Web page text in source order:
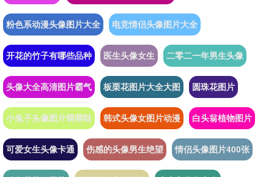
粉色系动漫头像图片大全 电竞情侣头像图片大全
开花的竹子有哪些品种 医生头像女生 二零二一年男生头像
头像大全高清图片霸气 板栗花图片大全大图 圆珠花图片
小兔子头像图片萌萌哒 韩式头像女图片动漫 白头翁植物图片
可爱女生头像卡通 伤感的头像男生绝望 情侣头像图片400张